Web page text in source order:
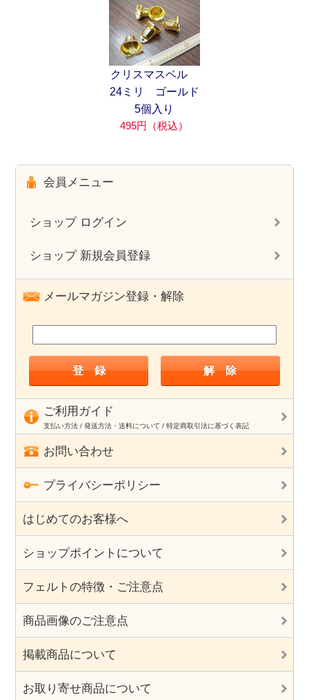
クリスマスベル
24ミリ ゴールド
5個入り
495円（税込）
会員メニュー
ショップ ログイン
ショップ 新規会員登録
メールマガジン登録・解除
ご利用ガイド
支払い方法 / 発送方法・送料について / 特定商取引法に基づく表記
お問い合わせ
プライバシーポリシー
はじめてのお客様へ
ショップポイントについて
フェルトの特徴・ご注意点
商品画像のご注意点
掲載商品について
お取り寄せ商品について